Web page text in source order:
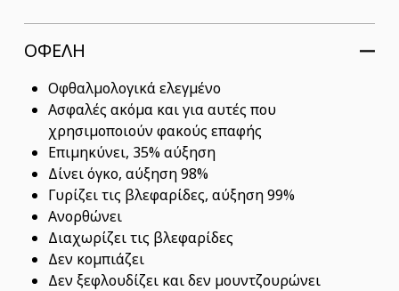
ΟΦΕΛΗ
Οφθαλμολογικά ελεγμένο
Ασφαλές ακόμα και για αυτές που
χρησιμοποιούν φακούς επαφής
Επιμηκύνει, 35% αύξηση
Δίνει όγκο, αύξηση 98%
Γυρίζει τις βλεφαρίδες, αύξηση 99%
Ανορθώνει
Διαχωρίζει τις βλεφαρίδες
Δεν κομπιάζει
Δεν ξεφλουδίζει και δεν μουντζουρώνει